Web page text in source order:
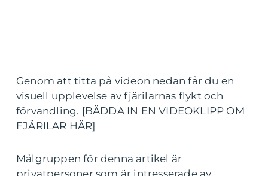
Genom att titta på videon nedan får du en
visuell upplevelse av fjärilarnas flykt och
förvandling. [BÄDDA IN EN VIDEOKLIPP OM
FJÄRILAR HÄR]
Målgruppen för denna artikel är
privatpersoner som är intresserade av